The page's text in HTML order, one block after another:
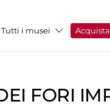
Tutti i musei Acquista
FORI